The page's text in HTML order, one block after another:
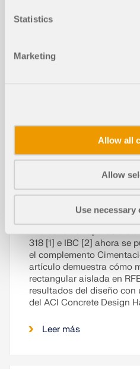
Statistics
Marketing
Allow all
Allow
Use necessary
318 [1] e IBC [2] ahora se
el complemento
artículo demuestra cómo
rectangular aislada en
resultados del diseño con
del ACI Concrete Design
Leer más